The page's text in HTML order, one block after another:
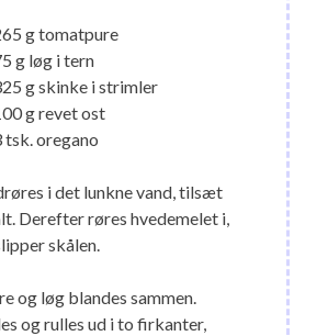
g tomatpure
g løg i tern
g skinke i strimler
g revet ost
tsk. oregano
i det lunkne vand, tilsæt
Derefter røres hvedemelet i,
skålen.
og løg blandes sammen.
og rulles ud i to firkanter,